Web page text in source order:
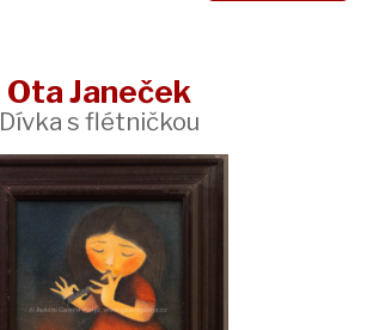
Ota Janeček
Dívka s flétničkou